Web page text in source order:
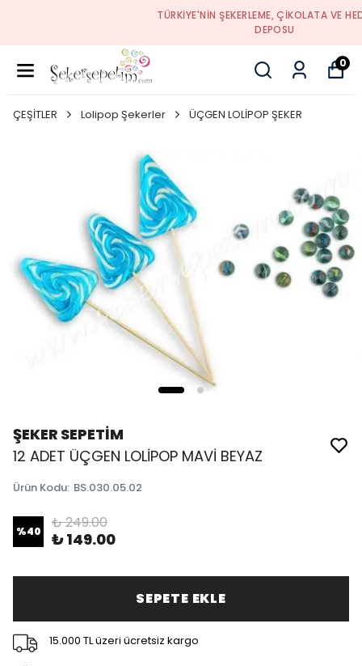
TÜRKIYE'NIN ŞEKERLEME, ÇIKOLATA VE HEDIYELIK
0
ÇEŞİTLER Lolipop Şekerler ÜÇGEN LOLİPOP ŞEKER
ŞEKER SEPETİM
12 ADET ÜÇGEN LOLİPOP MAVİ BEYAZ
Ürün Kodu: BS.030.05.02
%40 ₺ 249.00
₺ 149.00
SEPETE EKLE
15.000 TL üzeri ücretsiz kargo